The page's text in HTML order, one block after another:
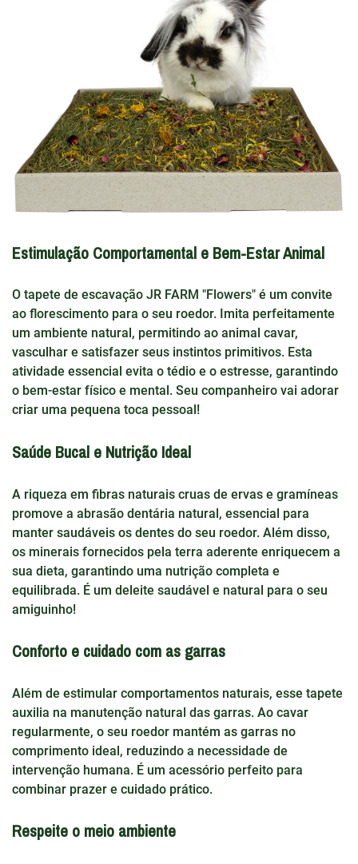
Estimulação Comportamental e Bem-Estar Animal
O tapete de escavação JR FARM "Flowers" é um convite
ao florescimento para o seu roedor. Imita perfeitamente
um ambiente natural, permitindo ao animal cavar,
vasculhar e satisfazer seus instintos primitivos. Esta
atividade essencial evita o tédio e o estresse, garantindo
o bem-estar físico e mental. Seu companheiro vai adorar
criar uma pequena toca pessoal!
Saúde Bucal e Nutrição Ideal
A riqueza em fibras naturais cruas de ervas e gramíneas
promove a abrasão dentária natural, essencial para
manter saudáveis os dentes do seu roedor. Além disso,
os minerais fornecidos pela terra aderente enriquecem a
sua dieta, garantindo uma nutrição completa e
equilibrada. É um deleite saudável e natural para o seu
amiguinho!
Conforto e cuidado com as garras
Além de estimular comportamentos naturais, esse tapete
auxilia na manutenção natural das garras. Ao cavar
regularmente, o seu roedor mantém as garras no
comprimento ideal, reduzindo a necessidade de
intervenção humana. É um acessório perfeito para
combinar prazer e cuidado prático.
Respeite o meio ambiente